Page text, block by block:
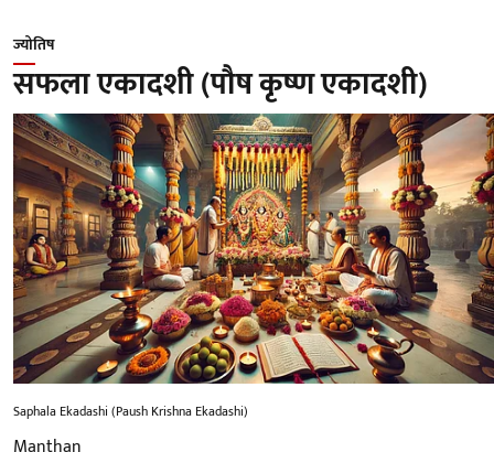
ज्योतिष
सफला एकादशी (पौष कृष्ण एकादशी)
Saphala Ekadashi (Paush Krishna Ekadashi)